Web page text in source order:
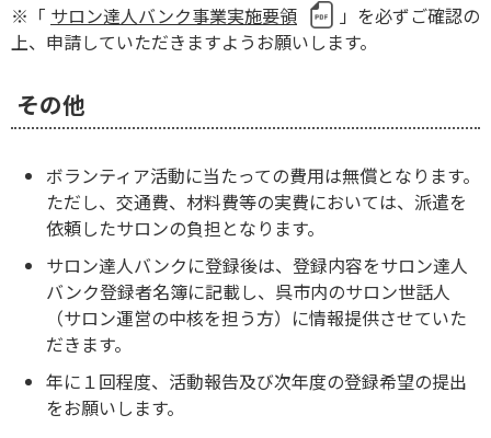
※「 サロン達人バンク事業実施要領
」を必ずご確認の
上、申請していただきますようお願いします。
その他
ボランティア活動に当たっての費用は無償となります。
ただし、交通費、材料費等の実費においては、派遣を
依頼したサロンの負担となります。
サロン達人バンクに登録後は、登録内容をサロン達人
バンク登録者名簿に記載し、呉市内のサロン世話人
（サロン運営の中核を担う方）に情報提供させていた
だきます。
年に１回程度、活動報告及び次年度の登録希望の提出
をお願いします。